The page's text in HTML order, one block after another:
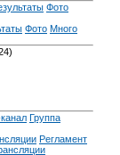
Фото
Фото Много
Группа
Регламент